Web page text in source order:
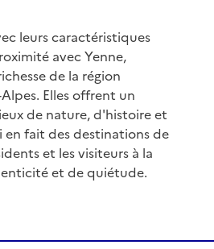
leurs caractéristiques
avec Yenne,
de la région
Elles offrent un
de nature, d'histoire et
fait des destinations de
et les visiteurs à la
et de quiétude.